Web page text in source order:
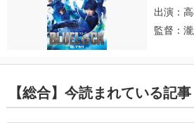
出演：
監督：
【総合】今読まれている記事